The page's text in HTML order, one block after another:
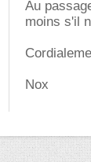
Au
moins s'il
Nox